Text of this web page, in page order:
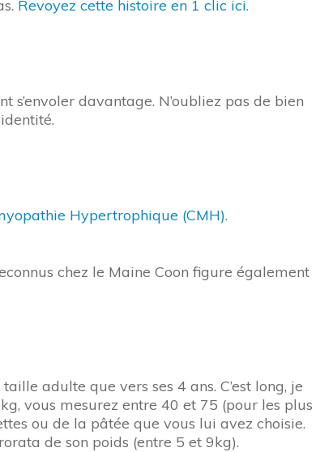
Revoyez cette histoire en 1 clic ici.
davantage. N’oubliez pas de bien
Hypertrophique (CMH).
chez le Maine Coon figure également
adulte que vers ses 4 ans. C’est long, je
vous mesurez entre 40 et 75 (pour les plus
ou de la pâtée que vous lui avez choisie.
de son poids (entre 5 et 9kg).